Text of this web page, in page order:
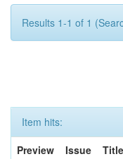
Results 1-1 of 1
Item hits:
Preview
Issue
Title